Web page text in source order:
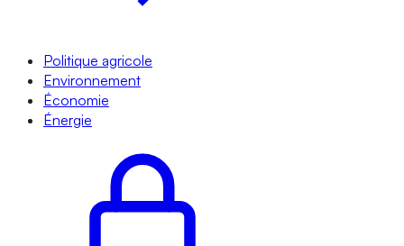
Politique agricole
Environnement
Économie
Énergie